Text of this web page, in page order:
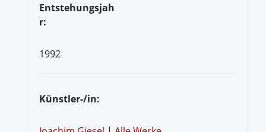
Entstehungsjah
r:
1992
Künstler-/in: